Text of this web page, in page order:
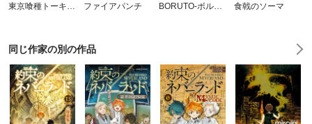
東京喰種トーキョーグール:re ファイアパンチ BORUTO-ボルト- -NARUTO NEXT GENERATIONS- 食戟のソーマ
同じ作家の別の作品